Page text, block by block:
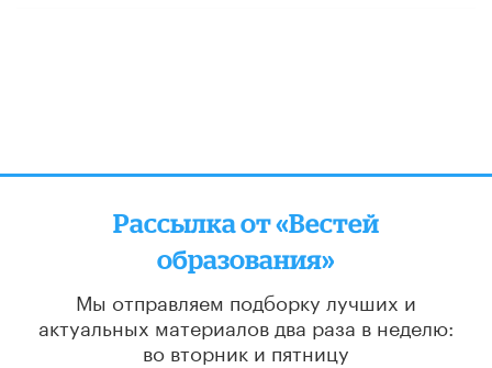
Рассылка от «Вестей
образования»
Мы отправляем подборку лучших и
актуальных материалов два раза в неделю:
во вторник и пятницу